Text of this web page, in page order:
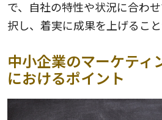
で、自社の特性や状況に合わ
択し、着実に成果を上げること
中小企業のマーケティ
におけるポイント